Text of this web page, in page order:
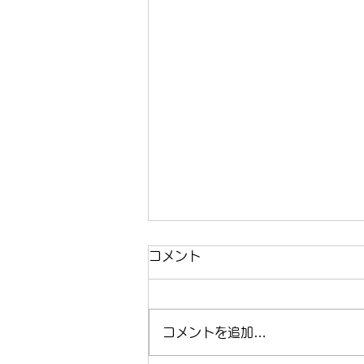
コメント
コメントを追加…